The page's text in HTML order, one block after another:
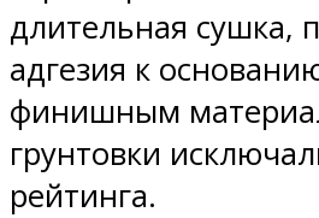
длительная сушка,
адгезия к
финишным
грунтовки
рейтинга.